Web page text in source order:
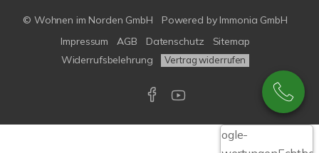
© Wohnen im Norden GmbH Powered by Immonia GmbH
Impressum
AGB Datenschutz
Sitemap
Widerrufsbelehrung
Vertrag widerrufen
Google-